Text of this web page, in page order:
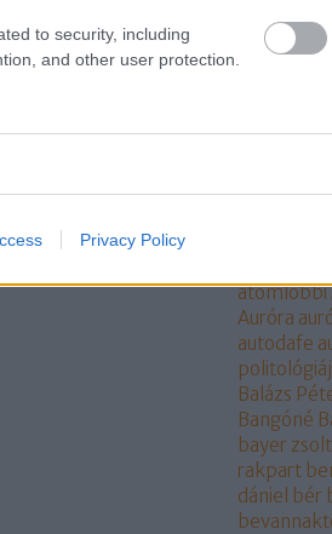
to security, including
and other user protection.
Privacy Policy
alkotmány
Angela
Antall
atomlobbi
Auróra
autodafe
Balázs
Bangóné
bayer zsolt
rakpart
dániel bér